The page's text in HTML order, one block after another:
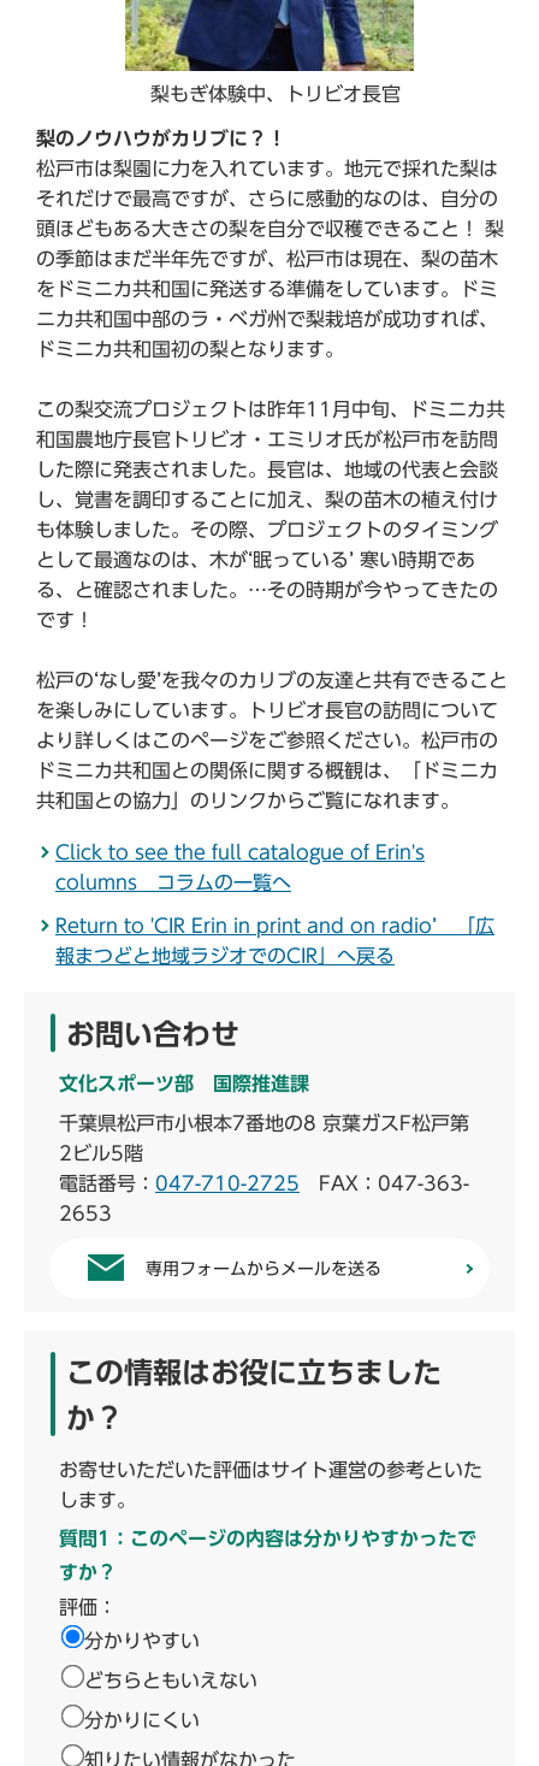
梨もぎ体験中、トリビオ長官
梨のノウハウがカリブに？！
松戸市は梨園に力を入れています。地元で採れた梨は
それだけで最高ですが、さらに感動的なのは、自分の
頭ほどもある大きさの梨を自分で収穫できること！ 梨
の季節はまだ半年先ですが、松戸市は現在、梨の苗木
をドミニカ共和国に発送する準備をしています。ドミ
ニカ共和国中部のラ・ベガ州で梨栽培が成功すれば、
ドミニカ共和国初の梨となります。
この梨交流プロジェクトは昨年11月中旬、ドミニカ共
和国農地庁長官トリビオ・エミリオ氏が松戸市を訪問
した際に発表されました。長官は、地域の代表と会談
し、覚書を調印することに加え、梨の苗木の植え付け
も体験しました。その際、プロジェクトのタイミング
として最適なのは、木が‘眠っている’ 寒い時期であ
る、と確認されました。…その時期が今やってきたの
です！
松戸の‘なし愛’を我々のカリブの友達と共有できること
を楽しみにしています。トリビオ長官の訪問について
より詳しくはこのページをご参照ください。松戸市の
ドミニカ共和国との関係に関する概観は、「ドミニカ
共和国との協力」のリンクからご覧になれます。
Click to see the full catalogue of Erin's
columns コラムの一覧へ
Return to 'CIR Erin in print and on radio’ 「広
報まつどと地域ラジオでのCIR」へ戻る
お問い合わせ
文化スポーツ部 国際推進課
千葉県松戸市小根本7番地の8 京葉ガスF松戸第
2ビル5階
電話番号： 047-710-2725 FAX：047-363-
2653
専用フォームからメールを送る
この情報はお役に立ちました
か？
お寄せいただいた評価はサイト運営の参考といた
します。
質問1：このページの内容は分かりやすかったで
すか？
評価：
分かりやすい
どちらともいえない
分かりにくい
知りたい情報がなかった